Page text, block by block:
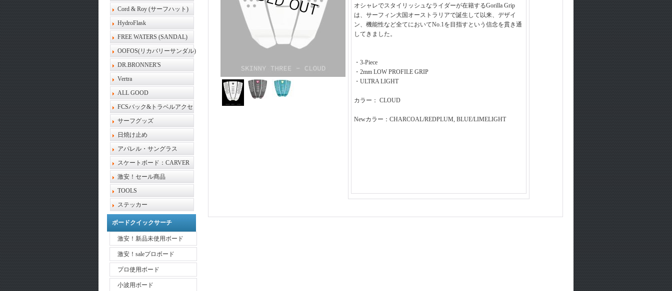
Cord & Roy (サーフハット)
HydroFlask
FREE WATERS (SANDAL)
OOFOS(リカバリーサンダル)
DR.BRONNER'S
Vertra
ALL GOOD
FCSバック&トラベルアクセ
サーフグッズ
日焼け止め
アパレル・サングラス
スケートボード：CARVER
激安！セール商品
TOOLS
ステッカー
ボードクイックサーチ
激安！新品未使用ボード
激安！saleプロボード
プロ使用ボード
小波用ボード
オシャレでスタイリッシュなライダーが在籍するGorilla Grip
は、サーフィン大国オーストラリアで誕生して以来、デザイ
ン、機能性など全てにおいてNo.1を目指すという信念を貫き通
してきました。
・3-Piece
・2mm LOW PROFILE GRIP
・ULTRA LIGHT
カラー： CLOUD
Newカラー：CHARCOAL/REDPLUM, BLUE/LIMELIGHT